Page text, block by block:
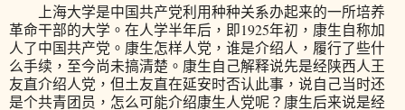
上海大学是中国共产党利用种种关系办起来的一所培养
革命干部的大学。在人学半年后，即1925年初，康生自称加
人了中国共产党。康生怎样人党，谁是介绍人，履行了些什
么手续，至今尚未搞清楚。康生自己解释说先是经陕西人王
友直介绍人党，但土友直在延安时否认此事，说自己当时还
是个共青团员，怎么可能介绍康生人党呢？康生后来说是经